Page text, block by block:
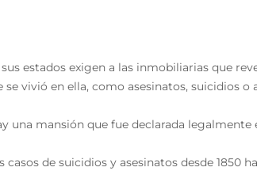
estados exigen a las inmobiliarias que
vivió en ella, como asesinatos, suicidios o
una mansión que fue declarada legalmente
casos de suicidios y asesinatos desde 1850